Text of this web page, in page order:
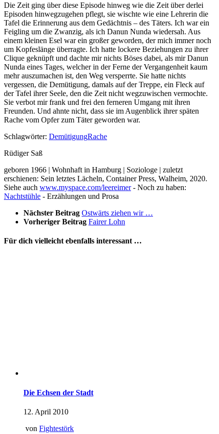
Die Zeit ging über diese Episode hinweg wie die Zeit über derlei
Episoden hinwegzugehen pflegt, sie wischte wie eine Lehrerin die
Tafel die Erinnerung aus dem Gedächtnis – des Täters. Ich war ein
Feigling um die Zwanzig, als ich Danun Nunda wiedersah. Aus
einem kleinen Esel war ein großer geworden, der mich immer noch
um Kopfeslänge überragte. Ich hatte lockere Beziehungen zu ihrer
Clique geknüpft und dachte mir nichts Böses dabei, als mir Danun
Nunda eines Tages, welcher in der Ferne der Vergangenheit kaum
mehr auszumachen ist, den Weg versperrte. Sie hatte nichts
vergessen, die Demütigung, damals auf der Treppe, ein Fleck auf
der Tafel ihrer Seele, den die Zeit nicht wegzuwischen vermochte.
Sie verbot mir frank und frei den ferneren Umgang mit ihren
Freunden. Und ahnte nicht, dass sie im Augenblick ihrer späten
Rache vom Opfer zum Täter geworden war.
Schlagwörter: DemütigungRache
Rüdiger Saß
geboren 1966 | Wohnhaft in Hamburg | Soziologe | zuletzt
erschienen: Sein letztes Lächeln, Container Press, Walheim, 2020.
Siehe auch www.myspace.com/leereimer- Noch zu haben:
Nachtstühle - Erzählungen und Prosa
Nächster Beitrag Ostwärts ziehen wir …
Vorheriger Beitrag Fairer Lohn
Für dich vielleicht ebenfalls interessant …
Die Echsen der Stadt
12. April 2010
von Fightestörk